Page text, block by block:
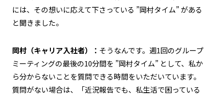
には、その想いに応えて下さっている ”岡村タイム” がある
と聞きました。
岡村（キャリア入社者）： そうなんです。週1回のグループ
ミーティングの最後の10分間を ”岡村タイム” として、私か
ら分からないことを質問できる時間をいただいています。
質問がない場合は、「近況報告でも、私生活で困っている